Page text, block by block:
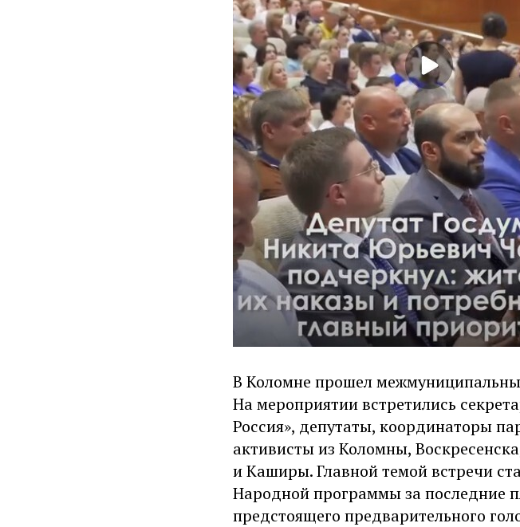
В Коломне прошел
На мероприятии встретились
Россия», депутаты, координаторы
активисты из Коломны,
и Каширы. Главной темой встречи
Народной программы за последние
предстоящего предварительного